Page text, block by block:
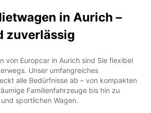
in Aurich –
zuverlässig
von Europcar in Aurich sind Sie flexibel
Unser umfangreiches
alle Bedürfnisse ab – von kompakten
Familienfahrzeuge bis hin zu
sportlichen Wagen.